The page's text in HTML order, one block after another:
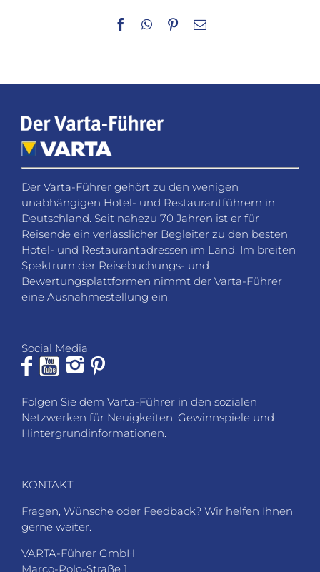
Facebook
WhatsApp
Pinterest
E-
Der Varta-Führer gehört zu den wenigen
unabhängigen Hotel- und Restaurantführern in
Deutschland. Seit nahezu 70 Jahren ist er für
Reisende ein verlässlicher Begleiter zu den besten
Hotel- und Restaurantadressen im Land. Im breiten
Spektrum der Reisebuchungs- und
Bewertungsplattformen nimmt der Varta-Führer
eine Ausnahmestellung ein.
Social Media
Folgen Sie dem Varta-Führer in den sozialen
Netzwerken für Neuigkeiten, Gewinnspiele und
Hintergrundinformationen.
KONTAKT
Fragen, Wünsche oder Feedback? Wir helfen Ihnen
gerne weiter.
VARTA-Führer GmbH
Marco-Polo-Straße 1